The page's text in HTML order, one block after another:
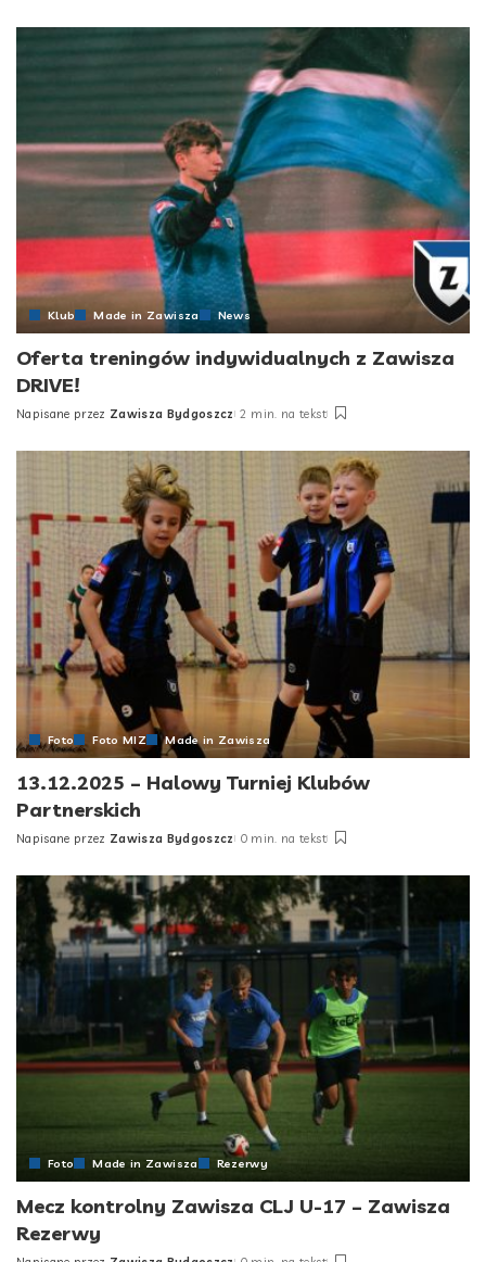
Klub Made in Zawisza News
Oferta treningów indywidualnych z Zawisza
DRIVE!
Posted
Napisane przez Zawisza Bydgoszcz 2 min. na tekst
Foto Foto MIZ Made in Zawisza
13.12.2025 – Halowy Turniej Klubów
Partnerskich
Posted
Napisane przez Zawisza Bydgoszcz 0 min. na tekst
Foto Made in Zawisza Rezerwy
Mecz kontrolny Zawisza CLJ U-17 – Zawisza
Rezerwy